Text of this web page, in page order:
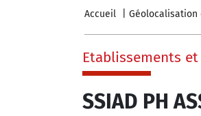
Accueil
Etablissements
SSIAD PH